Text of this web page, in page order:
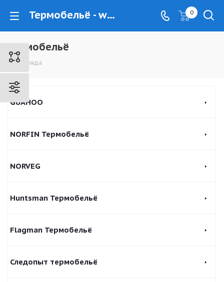
Термобельё - www.kovrovec.ru 0
Термобельё
Одежда
GUAHOO
NORFIN Термобельё
NORVEG
Huntsman Термобельё
Flagman Термобельё
Следопыт термобельё